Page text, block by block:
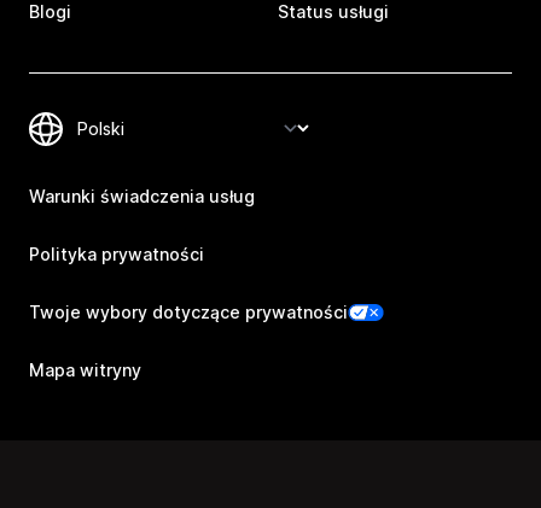
Blogi Status usługi
Warunki świadczenia usług
Polityka prywatności
Twoje wybory dotyczące prywatności
Mapa witryny